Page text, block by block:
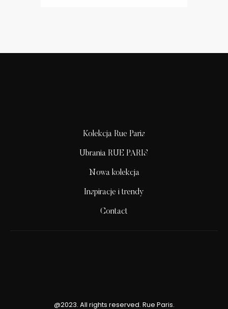
Kolekcja Rue Paris
Ubrania RUE PARIS
Nowa kolekcja
Inspiracje i trendy
Contact
@2023. All rights reserved. Rue Paris.